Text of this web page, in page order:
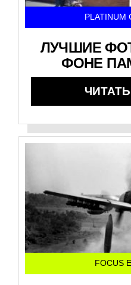
PLATINUM
ЛУЧШИЕ
ФОНЕ
FOCUS